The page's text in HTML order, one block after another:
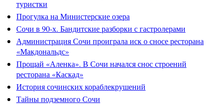
туристки
Прогулка на Министерские озера
Сочи в 90-х. Бандитские разборки с гастролерами
Администрация Сочи проиграла иск о сносе ресторана
«Макдональдс»
Прощай «Аленка». В Сочи начался снос строений
ресторана «Каскад»
История сочинских кораблекрушений
Тайны подземного Сочи